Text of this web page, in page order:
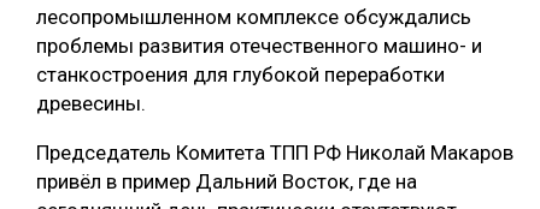
лесопромышленном комплексе обсуждались
проблемы развития отечественного машино- и
станкостроения для глубокой переработки
древесины.
Председатель Комитета ТПП РФ Николай Макаров
привёл в пример Дальний Восток, где на